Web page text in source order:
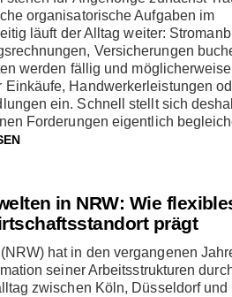
organisatorische Aufgaben im
läuft der Alltag weiter:
Versicherungen
werden fällig und
Einkäufe, Handwerkerleistungen
ein. Schnell stellt sich
Forderungen eigentlich
in NRW: Wie
prägt
hat in den vergangenen
seiner Arbeitsstrukturen
zwischen Köln, Düsseldorf und